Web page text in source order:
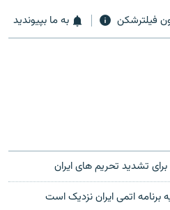
فیلترشکن به ما بپیوندید
برای تشدید تحریم های ایران
اتمی ايران نزديک است